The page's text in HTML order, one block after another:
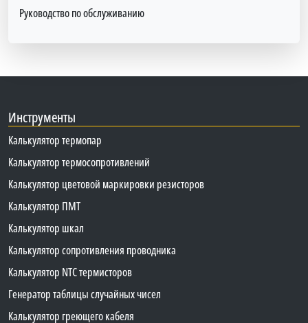
Руководство по обслуживанию
Инструменты
Калькулятор термопар
Калькулятор термосопротивлений
Калькулятор цветовой маркировки резисторов
Калькулятор ПМТ
Калькулятор шкал
Калькулятор сопротивления проводника
Калькулятор NTC термисторов
Генератор таблицы случайных чисел
Калькулятор греющего кабеля